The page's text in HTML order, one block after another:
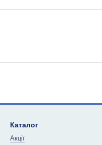
Каталог
Акції